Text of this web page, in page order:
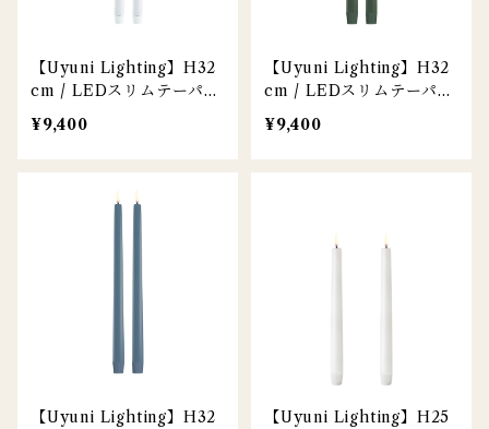
【Uyuni Lighting】H32
cm / LEDスリムテーパー
キャンドル / ノルディッ
クホワイト / 2本セット
¥9,400
【Uyuni Lighting】H32
cm / LEDスリムテーパー
キャンドル / オリーブグ
リーン / 2本セット
¥9,400
【Uyuni Lighting】H32
【Uyuni Lighting】H25